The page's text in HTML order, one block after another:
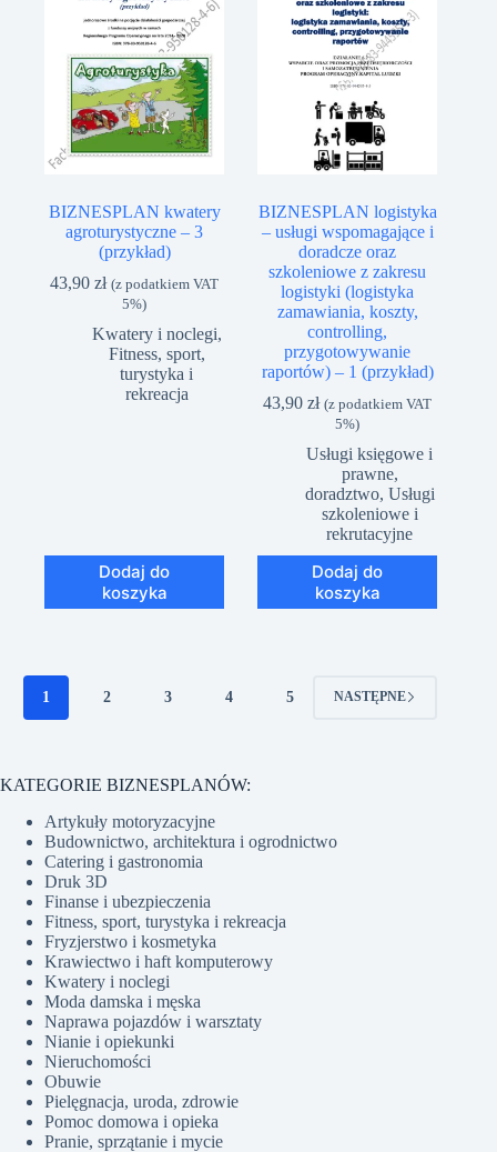
BIZNESPLAN kwatery
agroturystyczne – 3
(przykład)
43,90zł (z podatkiem VAT
5%)
Kwatery i noclegi,
Fitness, sport,
turystyka i
rekreacja
Dodaj do
koszyka
BIZNESPLAN logistyka
– usługi wspomagające i
doradcze oraz
szkoleniowe z zakresu
logistyki (logistyka
zamawiania, koszty,
controlling,
przygotowywanie
raportów) – 1 (przykład)
43,90zł (z podatkiem VAT
5%)
Usługi księgowe i
prawne,
doradztwo, Usługi
szkoleniowe i
rekrutacyjne
Dodaj do
koszyka
1 2 3 4 5 NASTĘPNE
KATEGORIE BIZNESPLANÓW:
Artykuły motoryzacyjne
Budownictwo, architektura i ogrodnictwo
Catering i gastronomia
Druk 3D
Finanse i ubezpieczenia
Fitness, sport, turystyka i rekreacja
Fryzjerstwo i kosmetyka
Krawiectwo i haft komputerowy
Kwatery i noclegi
Moda damska i męska
Naprawa pojazdów i warsztaty
Nianie i opiekunki
Nieruchomości
Obuwie
Pielęgnacja, uroda, zdrowie
Pomoc domowa i opieka
Pranie, sprzątanie i mycie